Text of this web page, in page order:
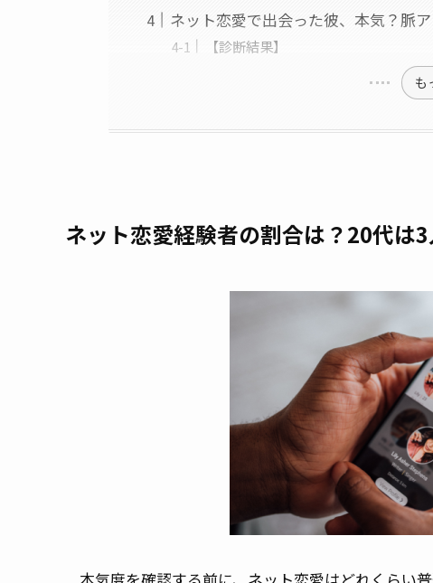
ネット恋愛で出会った彼、本気？脈
【診断結果】
も
ネット恋愛経験者の割合は？20代は